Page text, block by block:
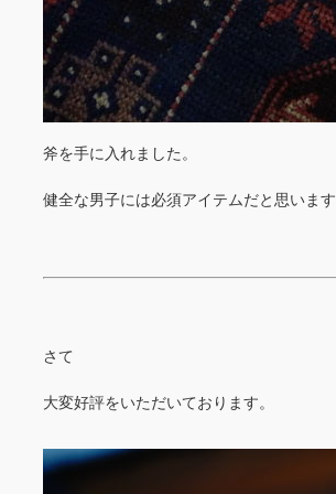
斧を手に入れました。
健全な男子には必須アイテムだと思いま
さて
大変好評をいただいております。